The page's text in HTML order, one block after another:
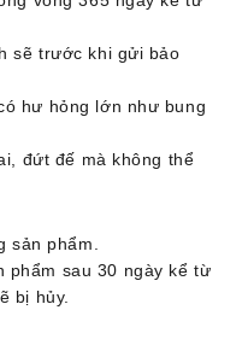
sẽ trước khi gửi bảo
hư hỏng lớn như bung
đứt đế mà không thể
sản phẩm.
phẩm sau 30 ngày kể từ
bị hủy.